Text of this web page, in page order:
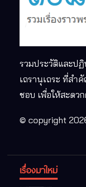
รวมประวัติและป
เถรานุเถระ ที่สำ
ชอบ เพื่อให้สะดว
© copyright
เรื่องมาใหม่